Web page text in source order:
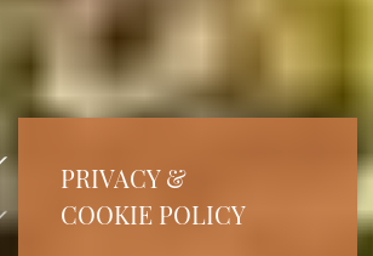
PRIVACY &
COOKIE POLICY